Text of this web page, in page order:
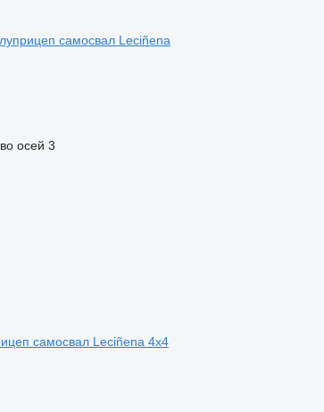
самосвал Leciñena
осей 3
самосвал Leciñena 4x4